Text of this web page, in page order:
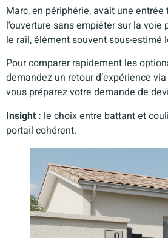
Marc, en périphérie, avait une
l’ouverture sans empiéter sur la
le rail, élément souvent sous-estimé
Pour comparer rapidement les
demandez un retour d’expérience via
vous préparez votre demande de
Insight : le choix entre battant et
portail cohérent.